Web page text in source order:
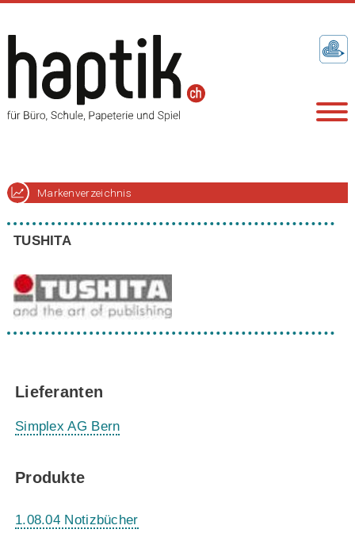
Markenverzeichnis
TUSHITA
Lieferanten
Simplex AG Bern
Produkte
1.08.04 Notizbücher